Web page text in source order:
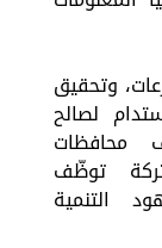
وتحقيق
لصالح
محافظات
توظّف
التنمية